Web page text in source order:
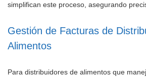
simplifican este proceso, asegurando
Gestión de Facturas de
Alimentos
Para distribuidores de alimentos que